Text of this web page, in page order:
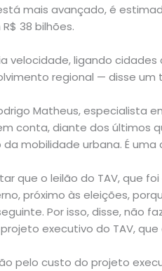
mais avançado, é
38 bilhões.
velocidade, ligando
regional — disse um
Matheus, especialista
conta, diante dos últimos
mobilidade urbana. É uma
que o leilão do TAV, que
próximo às eleições,
Por isso, disse, não
executivo do TAV,
pelo custo do projeto